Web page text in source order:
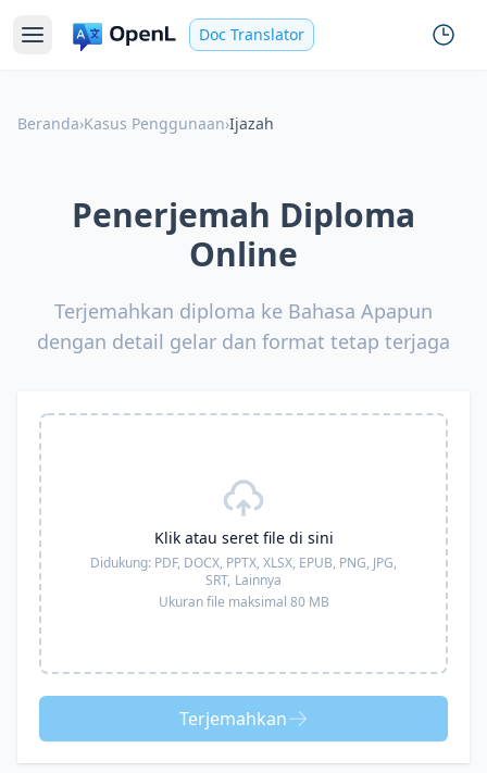
Doc Translator
Beranda›Kasus Penggunaan›Ijazah
Penerjemah Diploma
Online
Terjemahkan diploma ke Bahasa Apapun
dengan detail gelar dan format tetap terjaga
Klik atau seret file di sini
Didukung: PDF, DOCX, PPTX, XLSX, EPUB, PNG, JPG,
SRT, Lainnya
Ukuran file maksimal 80 MB
Terjemahkan